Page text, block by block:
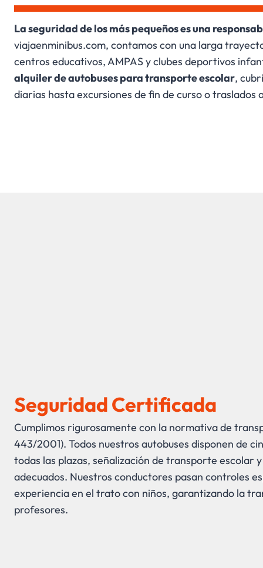
La seguridad de los más pequeños es una
viajaenminibus.com, contamos con una larga
centros educativos, AMPAS y clubes deportivos
alquiler de autobuses para transporte escolar,
diarias hasta excursiones de fin de curso o traslados
Seguridad Certificada
Cumplimos rigurosamente con la normativa de
443/2001). Todos nuestros autobuses disponen de
todas las plazas, señalización de transporte escolar
adecuados. Nuestros conductores pasan controles
experiencia en el trato con niños, garantizando la
profesores.